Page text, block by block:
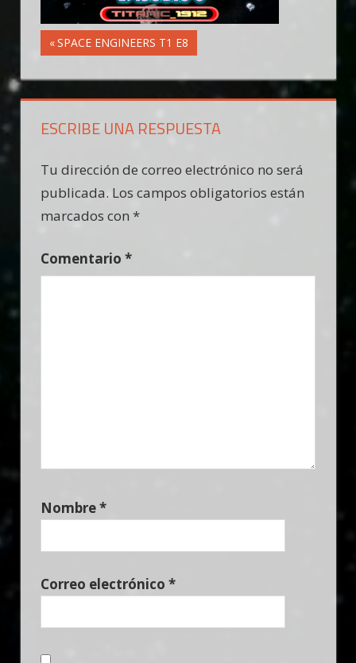
Navegación
de
entradas
Entrada
anterior:
SPACE ENGINEERS T1 E8
ESCRIBE UNA RESPUESTA
Tu dirección de correo electrónico no será
publicada. Los campos obligatorios están
marcados con *
Comentario *
Nombre*
Correo electrónico *